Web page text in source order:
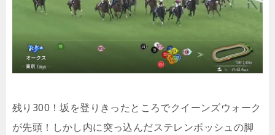
残り300！坂を登りきったところでクイーンズウォーク
が先頭！しかし内に突っ込んだステレンボッシュの脚